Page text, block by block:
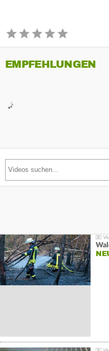
EMPFEHLUNGEN